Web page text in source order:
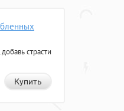
страсти
Купить